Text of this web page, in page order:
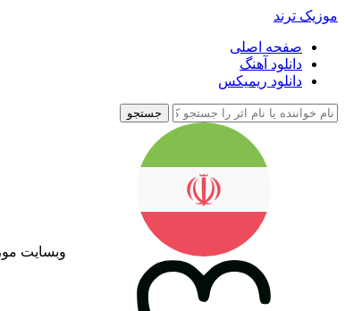
موزیک ترند
صفحه اصلی
دانلود آهنگ
دانلود ریمیکس
جستجو
وبسایت